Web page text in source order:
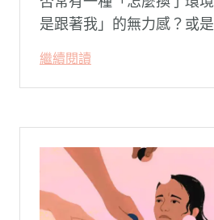
是跟著我」的無力感？或
卻演變成兩敗俱傷？
繼續閱讀